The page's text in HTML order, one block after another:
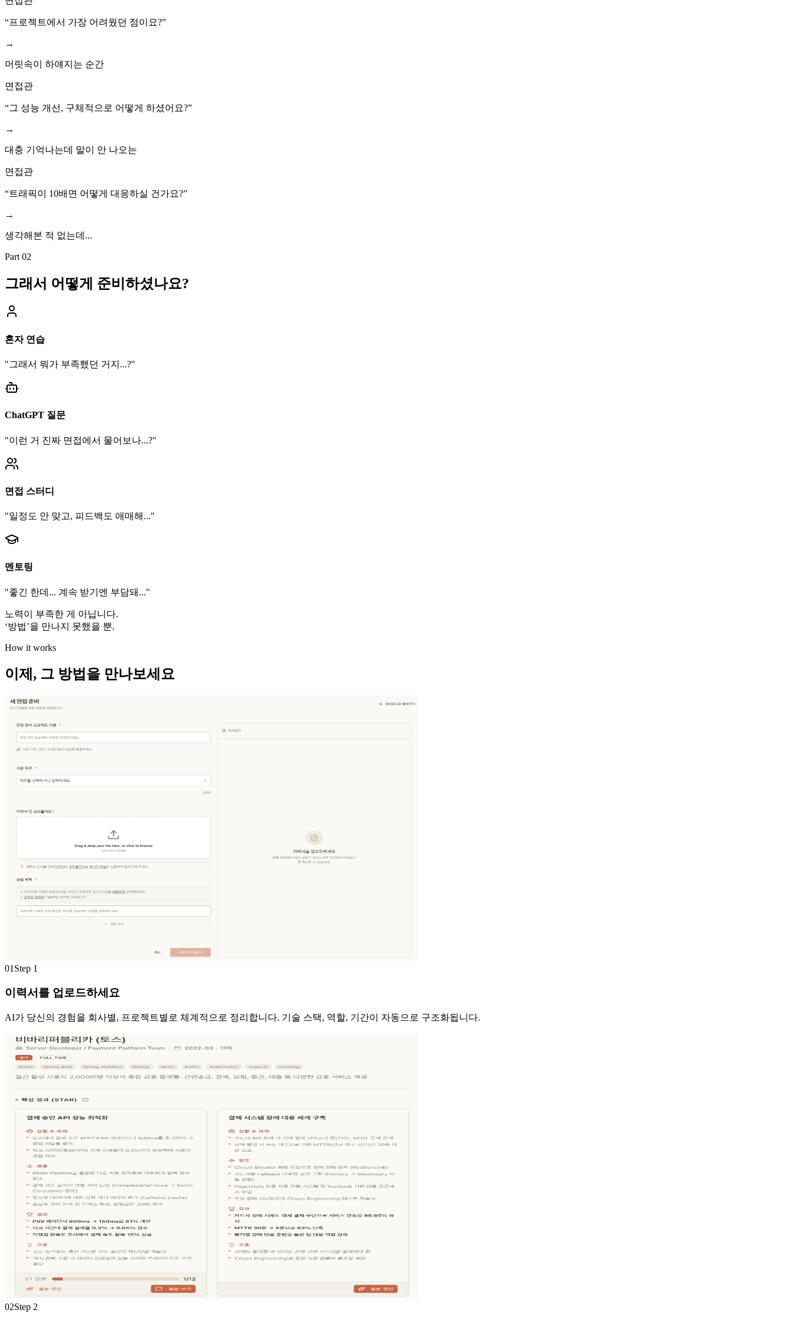
“프로젝트에서 가장 어려웠던 점이요?”
→
머릿속이 하얘지는 순간
면접관
“그 성능 개선, 구체적으로 어떻게 하셨어요?”
→
대충 기억나는데 말이 안 나오는
면접관
“트래픽이 10배면 어떻게 대응하실 건가요?”
→
생각해본 적 없는데...
Part 02
그래서 어떻게 준비하셨나요?
혼자 연습
"그래서 뭐가 부족했던 거지...?"
ChatGPT 질문
"이런 거 진짜 면접에서 물어보나...?"
면접 스터디
"일정도 안 맞고, 피드백도 애매해..."
멘토링
"좋긴 한데... 계속 받기엔 부담돼..."
노력이 부족한 게 아닙니다.
‘방법’을 만나지 못했을 뿐.
How it works
이제, 그 방법 을 만나보세요
01 Step 1
이력서를 업로드하세요
AI가 당신의 경험을 회사별, 프로젝트별로 체계적으로 정리합니다. 기술 스택, 역할, 기간이 자동으로 구조화됩니다.
02Step 2